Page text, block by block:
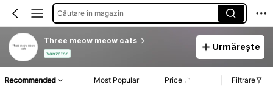
Căutare în magazin
Three meow meow cats
Vânzător
Urmărește
Recommended Most Popular Price Filtrare